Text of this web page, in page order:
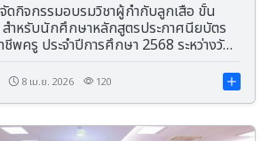
ดกิจกรรมอบรมวิชาผู้กำกับลูกเสือ ขั้น
สำหรับนักศึกษาหลักสูตรประกาศนียบัตร
พครู ประจำปีการศึกษา 2568 ระหว่างวัน
ำเภอเมือง จังหวัดกำแพงเพชร
8 เม.ย. 2026 120